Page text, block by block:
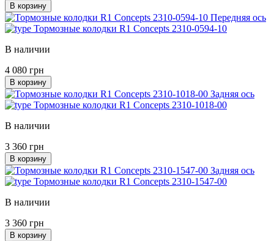
В корзину
Передняя ось
Тормозные колодки R1 Concepts 2310-0594-10
В наличии
4 080 грн
В корзину
Задняя ось
Тормозные колодки R1 Concepts 2310-1018-00
В наличии
3 360 грн
В корзину
Задняя ось
Тормозные колодки R1 Concepts 2310-1547-00
В наличии
3 360 грн
В корзину